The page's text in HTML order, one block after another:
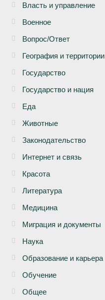
Власть и управление
Военное
Вопрос/Ответ
География и территории
Государство
Государство и нация
Еда
Животные
Законодательство
Интернет и связь
Красота
Литература
Медицина
Миграция и документы
Наука
Образование и карьера
Обучение
Общее